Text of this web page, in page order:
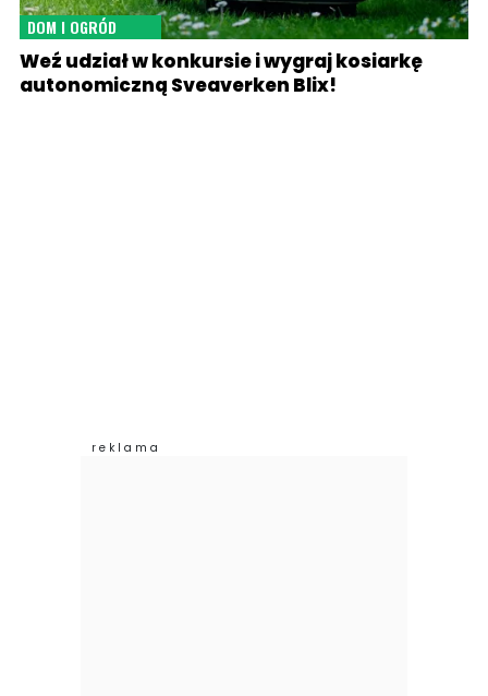
DOM I OGRÓD
Weź udział w konkursie i wygraj kosiarkę
autonomiczną Sveaverken Blix!